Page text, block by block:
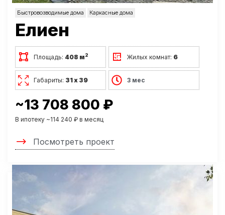
Быстровозводимые дома Каркасные дома
Елиен
Площадь: 408 м2 Жилых комнат: 6
Габариты: 31 х 39 3 мес
~13 708 800 ₽
В ипотеку ~114 240 ₽ в месяц
Посмотреть проект